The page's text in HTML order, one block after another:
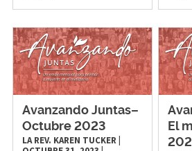
Avanzando Juntas–
Octubre 2023
LA REV. KAREN TUCKER
El